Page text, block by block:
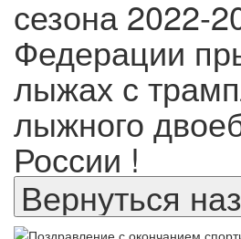
сезона 2022-
Федерации
лыжах с
лыжного
России !